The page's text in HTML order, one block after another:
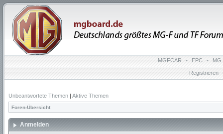
MGFCAR • EPC • MG
Registrieren
Unbeantwortete Themen | Aktive Themen
Foren-Übersicht
Anmelden